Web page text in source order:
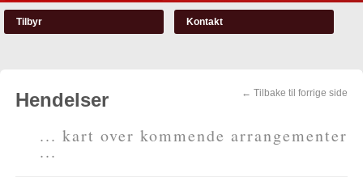
Tilbyr Kontakt
← Tilbake til forrige side
Hendelser
... kart over kommende arrangementer
...